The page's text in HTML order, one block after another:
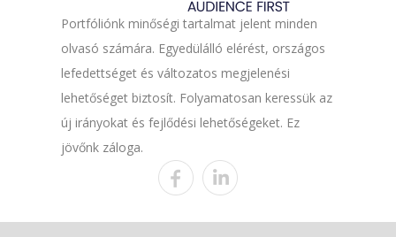
Portfóliónk minőségi tartalmat jelent minden
olvasó számára. Egyedülálló elérést, országos
lefedettséget és változatos megjelenési
lehetőséget biztosít. Folyamatosan keressük az
új irányokat és fejlődési lehetőségeket. Ez
jövőnk záloga.